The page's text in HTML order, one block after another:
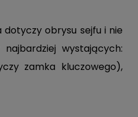
dotyczy obrysu sejfu i nie
wystających:
zamka kluczowego),